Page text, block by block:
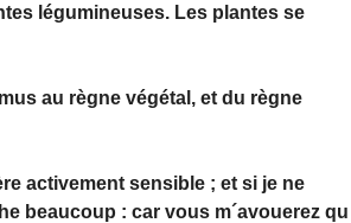
légumineuses. Les plantes se
au règne végétal, et du règne
activement sensible ; et si je ne
beaucoup : car vous m´avouerez qu